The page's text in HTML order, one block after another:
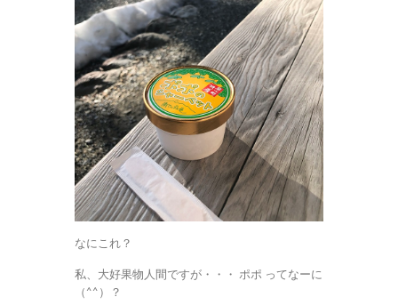
なにこれ？
私、大好果物人間ですが・・・ ポポ ってなーに
（^^）？